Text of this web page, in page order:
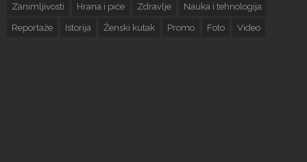
Zanimljivosti Hrana i piće Zdravlje Nauka i tehnologija
Reportaže Istorija Ženski kutak Promo Foto Video